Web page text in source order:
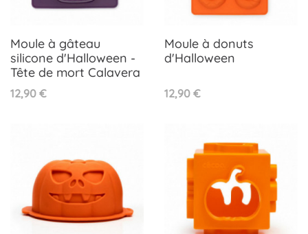
Moule à gâteau
silicone d'Halloween -
Tête de mort Calavera
Prix
12,90 €
Moule à donuts
d'Halloween
Prix
12,90 €